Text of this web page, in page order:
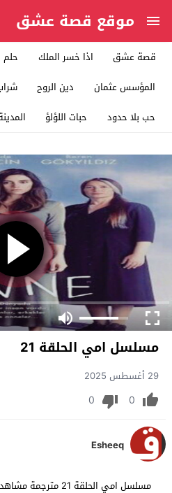
موقع قصة عشق
قصة عشق اذا خسر الملك
المؤسس عثمان
دين الروح
حب بلا حدود
حبات اللؤلؤ
مسلسل امي الحلقة 21
29 أغسطس 2025
0
0
Esheeq
مسلسل امي الحلقة